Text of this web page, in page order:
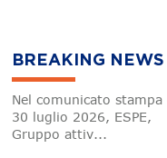
BREAKING NEWS
Nel comunicato stampa
30 luglio 2026, ESPE,
Gruppo attiv...